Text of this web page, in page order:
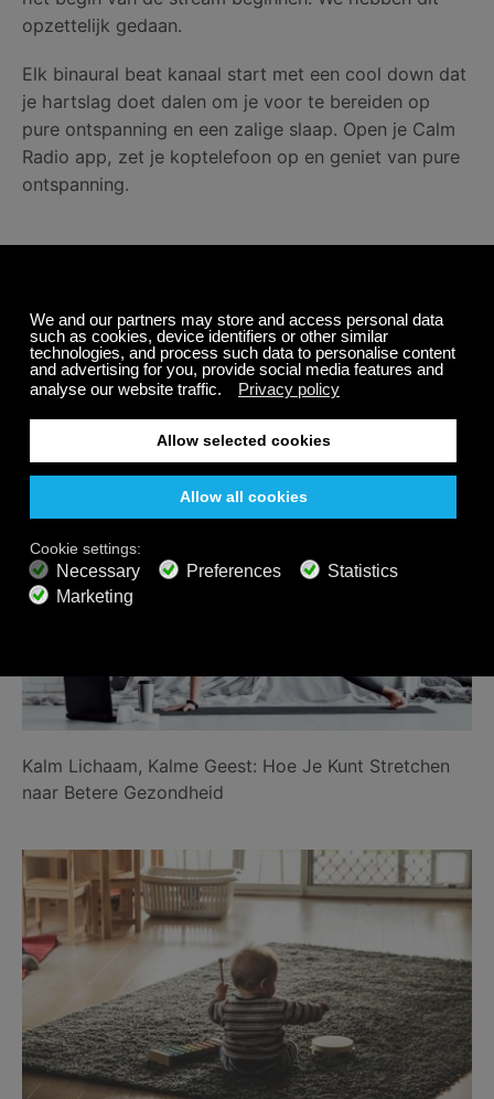
opzettelijk gedaan.
Elk binaural beat kanaal start met een cool down dat
je hartslag doet dalen om je voor te bereiden op
pure ontspanning en een zalige slaap. Open je Calm
Radio app, zet je koptelefoon op en geniet van pure
ontspanning.
Kalm Lichaam, Kalme Geest: Hoe Je Kunt Stretchen
naar Betere Gezondheid